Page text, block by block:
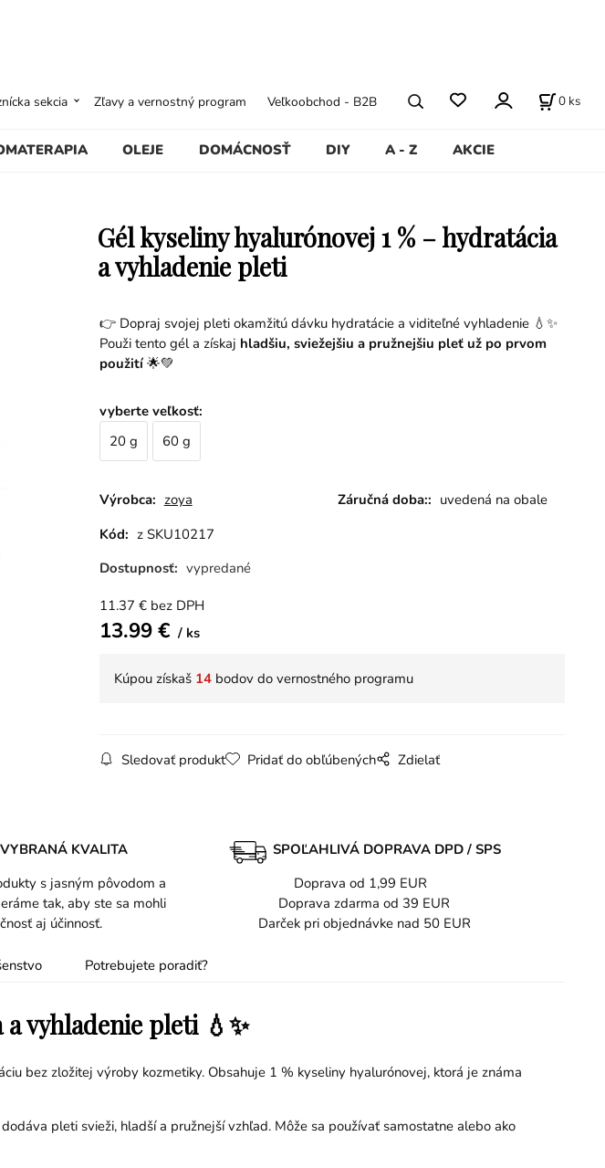
OLEJE DOMÁCNOSŤ DIY A - Z AKCIE
sekcia Zľavy a vernostný program Veľkoobchod - B2B 0 ks
Gél kyseliny hyalurónovej 1 % – hydratácia
a vyhladenie pleti
👉 Dopraj svojej pleti okamžitú dávku hydratácie a viditeľné vyhladenie 💧✨
Použi tento gél a získaj hladšiu, sviežejšiu a pružnejšiu pleť už po prvom
použití🌟💚
vyberte veľkosť:
20 g
60 g
Výrobca: zoya Záručná doba:: uvedená na obale
Kód: z SKU10217
Dostupnosť: vypredané
11.37 € bez DPH
13.99€ ks
Kúpou získaš 14bodov do vernostného programu
Sledovať produkt Pridať do obľúbených Zdielať
KVALITA
s jasným pôvodom a
tak, aby ste sa mohli
aj účinnosť.
SPOĽAHLIVÁ DOPRAVA DPD / SPS
Doprava od 1,99 EUR
Doprava zdarma od 39 EUR
Darček pri objednávke nad 50 EUR
Potrebujete poradiť?
vyhladenie pleti 💧✨
bez zložitej výroby kozmetiky. Obsahuje 1 % kyseliny hyalurónovej, ktorá je známa
pleti svieži, hladší a pružnejší vzhľad. Môže sa používať samostatne alebo ako